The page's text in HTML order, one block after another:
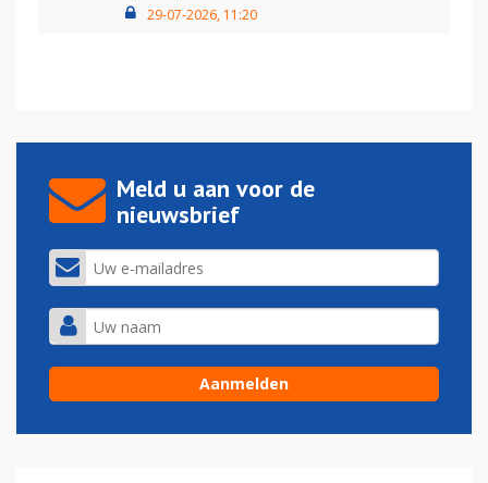
29-07-2026, 11:20
Meld u aan voor de
nieuwsbrief